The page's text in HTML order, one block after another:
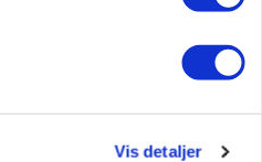
Vis detaljer
Her er efterårets største